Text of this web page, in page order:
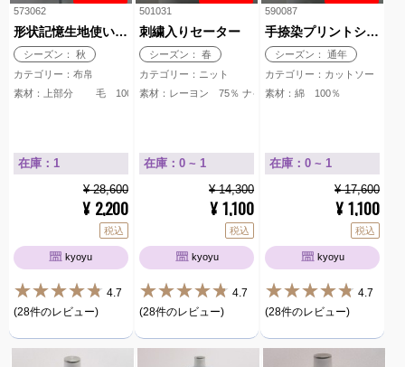
573062
形状記憶生地使いワンピース
シーズン： 秋
カテゴリー：布帛
素材：上部分 毛 100％ スカート部分 ポリエステル 92％ ポリウレタン 8％
在庫：1
¥ 28,600
¥ 2,200
税込
kyoyu
4.7
(28件のレビュー)
501031
刺繍入りセーター
シーズン： 春
カテゴリー：ニット
素材：レーヨン 75％ ナイロン 25％
在庫：0 ~ 1
¥ 14,300
¥ 1,100
税込
kyoyu
4.7
(28件のレビュー)
590087
手捺染プリントショートカーデ
シーズン： 通年
カテゴリー：カットソー
素材：綿 100％
在庫：0 ~ 1
¥ 17,600
¥ 1,100
税込
kyoyu
4.7
(28件のレビュー)